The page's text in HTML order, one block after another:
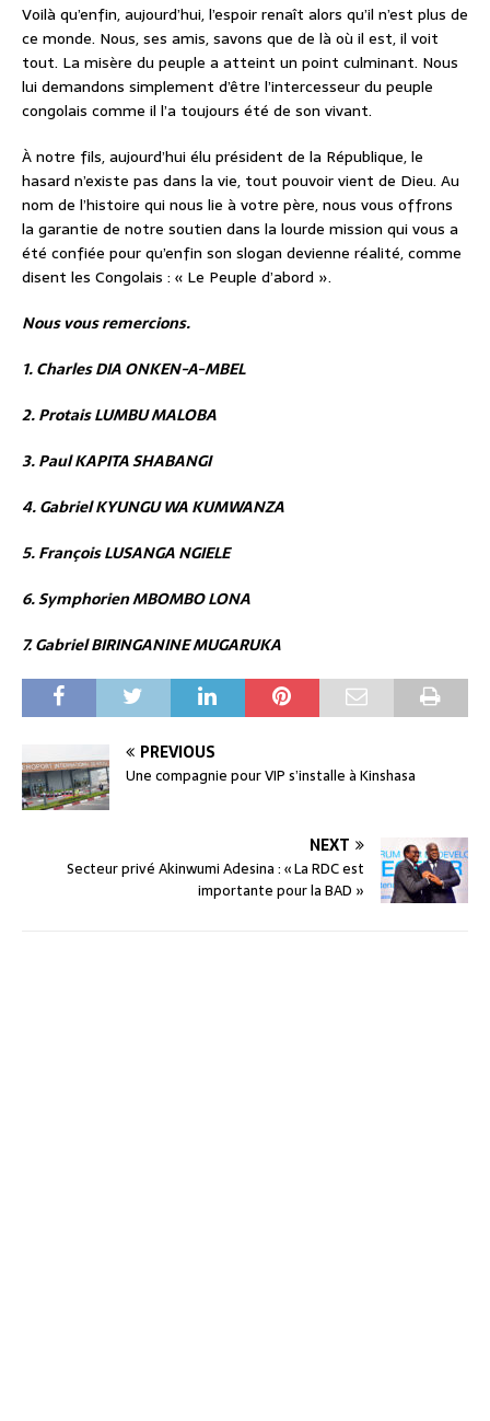
Voilà qu’enfin, aujourd’hui, l’espoir renaît alors qu’il n’est plus de
ce monde. Nous, ses amis, savons que de là où il est, il voit
tout. La misère du peuple a atteint un point culminant. Nous
lui demandons simplement d’être l’intercesseur du peuple
congolais comme il l’a toujours été de son vivant.
À notre fils, aujourd’hui élu président de la République, le
hasard n’existe pas dans la vie, tout pouvoir vient de Dieu. Au
nom de l’histoire qui nous lie à votre père, nous vous offrons
la garantie de notre soutien dans la lourde mission qui vous a
été confiée pour qu’enfin son slogan devienne réalité, comme
disent les Congolais : « Le Peuple d’abord ».
Nous vous remercions.
1. Charles DIA ONKEN-A-MBEL
2. Protais LUMBU MALOBA
3. Paul KAPITA SHABANGI
4. Gabriel KYUNGU WA KUMWANZA
5. François LUSANGA NGIELE
6. Symphorien MBOMBO LONA
7. Gabriel BIRINGANINE MUGARUKA
PREVIOUS
Une compagnie pour VIP s’installe à Kinshasa
NEXT
Secteur privé Akinwumi Adesina : « La RDC est
importante pour la BAD »